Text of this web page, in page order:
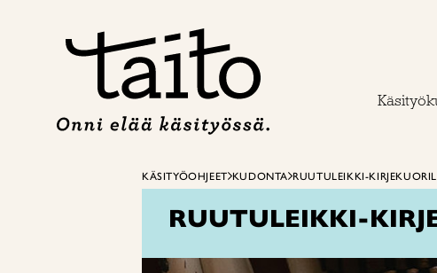
KÄSITYÖOHJEET KUDONTA RUUTULEIKKI-
RUUTULEIKKI-